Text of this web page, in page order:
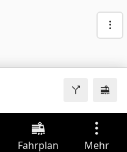
Fahrplan Mehr